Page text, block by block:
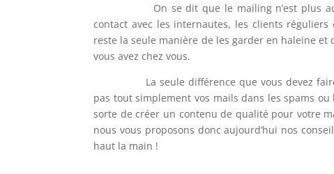
On se dit que le mailing n’est plus
contact avec les internautes, les clients réguliers
reste la seule manière de les garder en haleine
vous avez chez vous.
La seule différence que vous devez faire
pas tout simplement vos mails dans les spams ou
sorte de créer un contenu de qualité pour votre
nous vous proposons donc aujourd’hui nos
haut la main !